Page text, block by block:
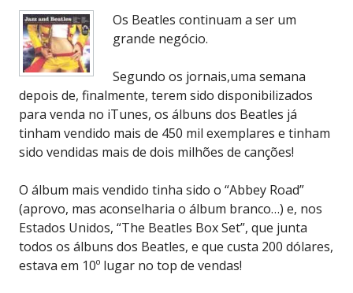
Os Beatles continuam a ser um
grande negócio.
Segundo os jornais,uma semana
depois de, finalmente, terem sido disponibilizados
para venda no iTunes, os álbuns dos Beatles já
tinham vendido mais de 450 mil exemplares e tinham
sido vendidas mais de dois milhões de canções!
O álbum mais vendido tinha sido o “Abbey Road”
(aprovo, mas aconselharia o álbum branco…) e, nos
Estados Unidos, “The Beatles Box Set”, que junta
todos os álbuns dos Beatles, e que custa 200 dólares,
estava em 10º lugar no top de vendas!